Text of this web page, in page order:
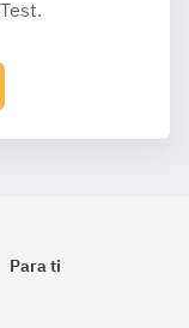
Para ti